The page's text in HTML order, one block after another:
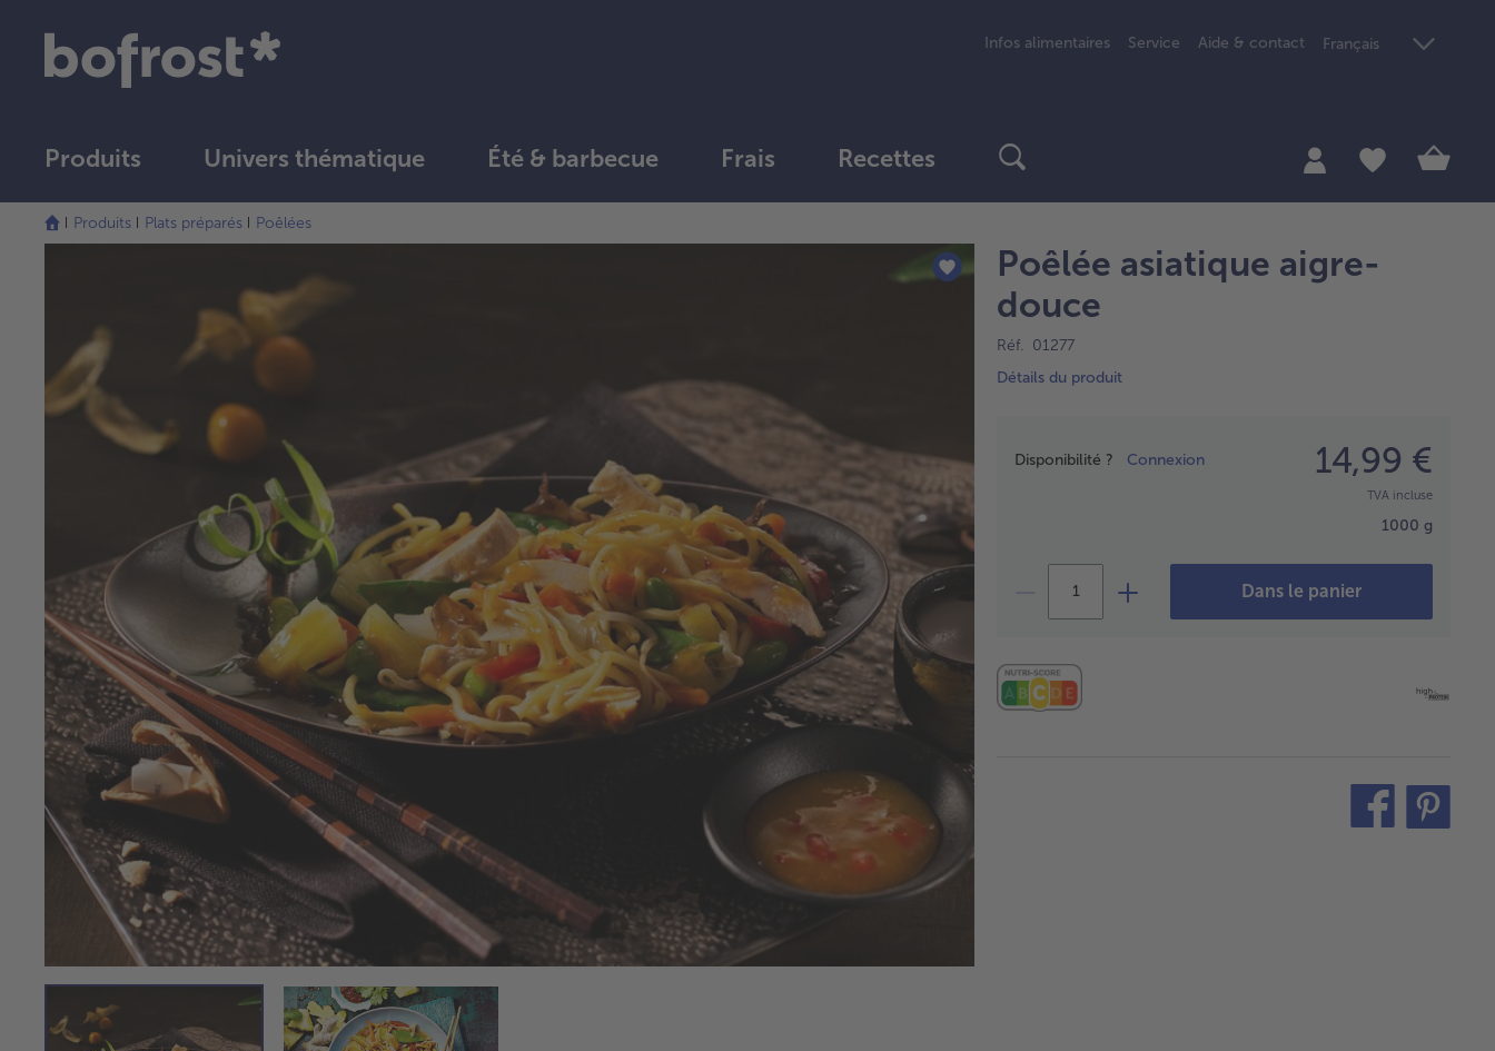
Infos alimentaires Service Aide & contact Français
Produits Univers thématique Été & barbecue Frais Recettes
Produits Plats préparés Poêlées
Poêlée asiatique aigre-
douce
Réf. 01277
Détails du produit
Disponibilité ? Connexion 14,99 €
TVA incluse
1000 g
Dans le panier
teilen